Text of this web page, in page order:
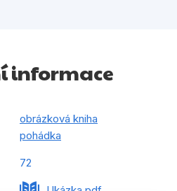
informace
obrázková kniha
pohádka
72